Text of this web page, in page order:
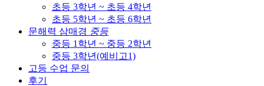
초등 3학년 ~ 초등 4학년
초등 5학년 ~ 초등 6학년
문해력 삼매경 중등
중등 1학년 ~ 중등 2학년
중등 3학년(예비고1)
고등 수업 문의
후기